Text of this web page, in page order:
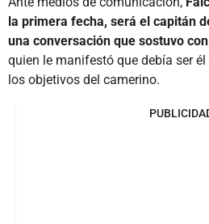
la primera fecha, será el capitán
una conversación que sostuvo
quien le manifestó que debía ser
los objetivos del camerino.